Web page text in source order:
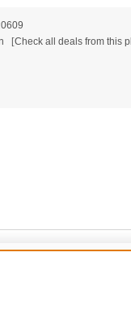
[Check all deals from this